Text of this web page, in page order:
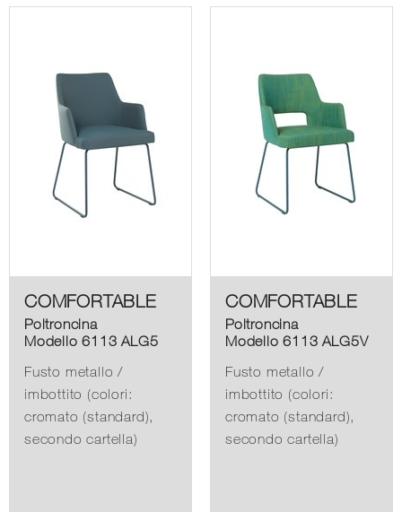
COMFORTABLE
Poltroncina
Modello 6113 ALG5
Fusto metallo /
imbottito (colori:
cromato (standard),
secondo cartella)
COMFORTABLE
Poltroncina
Modello 6113 ALG5V
Fusto metallo /
imbottito (colori:
cromato (standard),
secondo cartella)